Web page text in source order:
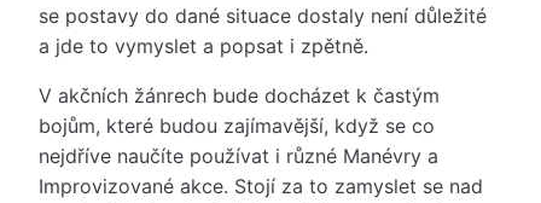
se postavy do dané situace dostaly není důležité
a jde to vymyslet a popsat i zpětně.
V akčních žánrech bude docházet k častým
bojům, které budou zajímavější, když se co
nejdříve naučíte používat i různé Manévry a
Improvizované akce. Stojí za to zamyslet se nad